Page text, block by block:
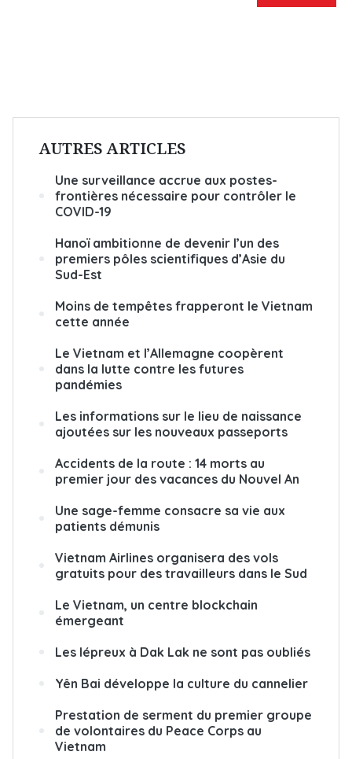
AUTRES ARTICLES
Une surveillance accrue aux postes-
frontières nécessaire pour contrôler le
COVID-19
Hanoï ambitionne de devenir l’un des
premiers pôles scientifiques d’Asie du
Sud-Est
Moins de tempêtes frapperont le Vietnam
cette année
Le Vietnam et l’Allemagne coopèrent
dans la lutte contre les futures
pandémies
Les informations sur le lieu de naissance
ajoutées sur les nouveaux passeports
Accidents de la route : 14 morts au
premier jour des vacances du Nouvel An
Une sage-femme consacre sa vie aux
patients démunis
Vietnam Airlines organisera des vols
gratuits pour des travailleurs dans le Sud
Le Vietnam, un centre blockchain
émergeant
Les lépreux à Dak Lak ne sont pas oubliés
Yên Bai développe la culture du cannelier
Prestation de serment du premier groupe
de volontaires du Peace Corps au
Vietnam